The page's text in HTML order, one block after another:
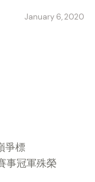
January 6, 2020
爭標
事冠軍殊榮